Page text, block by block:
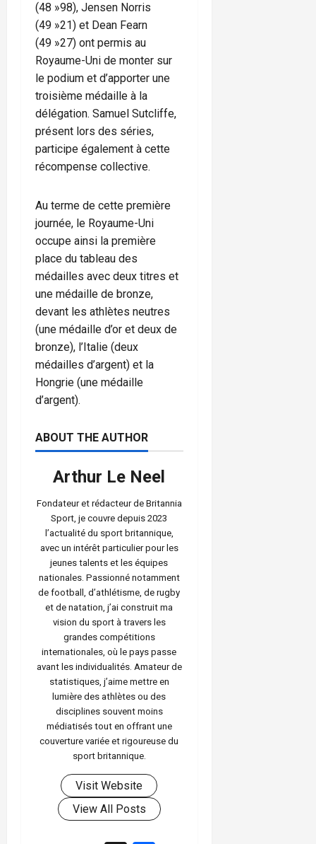
(48 »98), Jensen Norris
(49 »21) et Dean Fearn
(49 »27) ont permis au
Royaume-Uni de monter sur
le podium et d’apporter une
troisième médaille à la
délégation. Samuel Sutcliffe,
présent lors des séries,
participe également à cette
récompense collective.
Au terme de cette première
journée, le Royaume-Uni
occupe ainsi la première
place du tableau des
médailles avec deux titres et
une médaille de bronze,
devant les athlètes neutres
(une médaille d’or et deux de
bronze), l’Italie (deux
médailles d’argent) et la
Hongrie (une médaille
d’argent).
ABOUT THE AUTHOR
Arthur Le Neel
Fondateur et rédacteur de Britannia
Sport, je couvre depuis 2023
l’actualité du sport britannique,
avec un intérêt particulier pour les
jeunes talents et les équipes
nationales. Passionné notamment
de football, d’athlétisme, de rugby
et de natation, j’ai construit ma
vision du sport à travers les
grandes compétitions
internationales, où le pays passe
avant les individualités. Amateur de
statistiques, j’aime mettre en
lumière des athlètes ou des
disciplines souvent moins
médiatisés tout en offrant une
couverture variée et rigoureuse du
sport britannique.
Visit Website
View All Posts